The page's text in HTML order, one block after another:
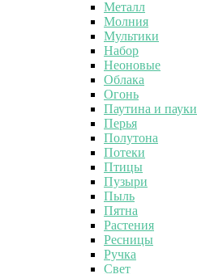
Металл
Молния
Мультики
Набор
Неоновые
Облака
Огонь
Паутина и пауки
Перья
Полутона
Потеки
Птицы
Пузыри
Пыль
Пятна
Растения
Ресницы
Ручка
Свет